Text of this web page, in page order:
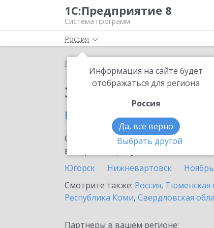
1С:Предприятие 8
Система программ
Россия
Информация на сайте будет
отображаться для региона
Россия
Да, все верно
Выбрать другой
Главная
Заказать
в Мегионе
Ознакомьтесь с информационными
внедрение продукта.
Югорск
Нижневартовск
Смотрите также: Россия, Тюменская
Республика Коми, Свердловская
Партнеры в вашем регионе: